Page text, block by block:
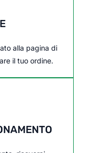
alla pagina di
il tuo ordine.